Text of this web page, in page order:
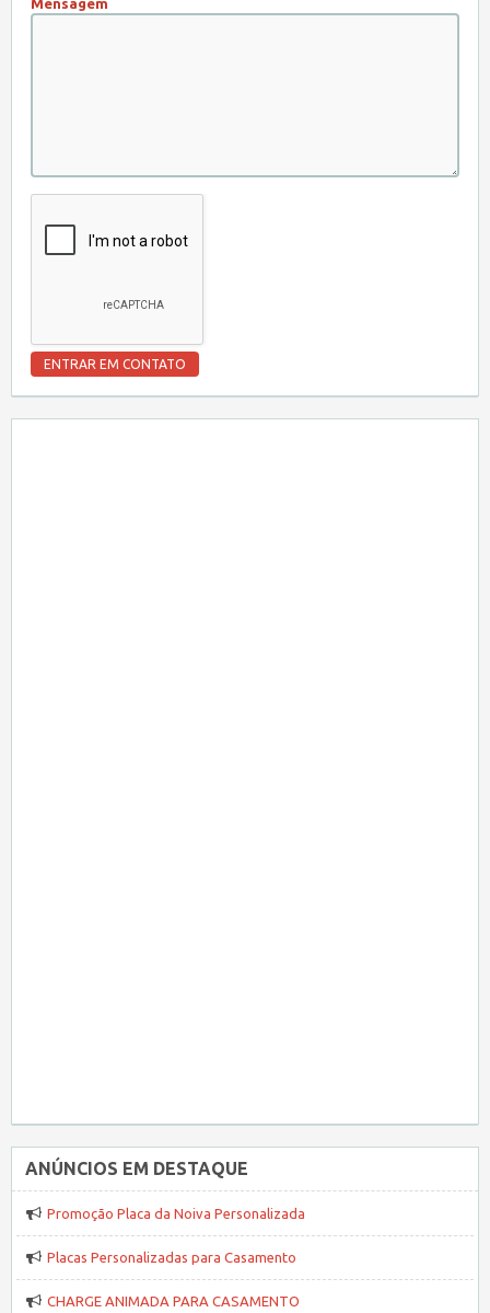
Mensagem
ANÚNCIOS EM DESTAQUE
Promoção Placa da Noiva Personalizada
Placas Personalizadas para Casamento
CHARGE ANIMADA PARA CASAMENTO